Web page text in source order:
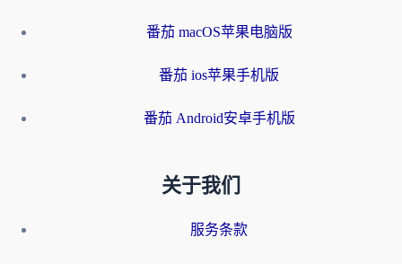
番茄 macOS苹果电脑版
番茄 ios苹果手机版
番茄 Android安卓手机版
关于我们
服务条款